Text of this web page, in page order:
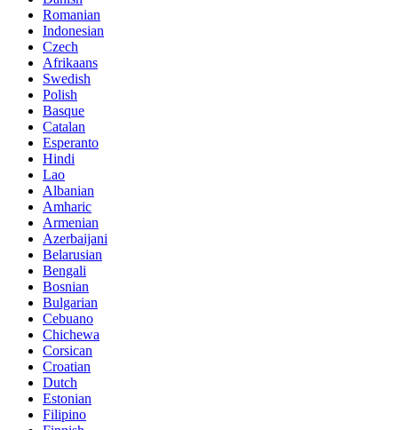
Romanian
Indonesian
Czech
Afrikaans
Swedish
Polish
Basque
Catalan
Esperanto
Hindi
Lao
Albanian
Amharic
Armenian
Azerbaijani
Belarusian
Bengali
Bosnian
Bulgarian
Cebuano
Chichewa
Corsican
Croatian
Dutch
Estonian
Filipino